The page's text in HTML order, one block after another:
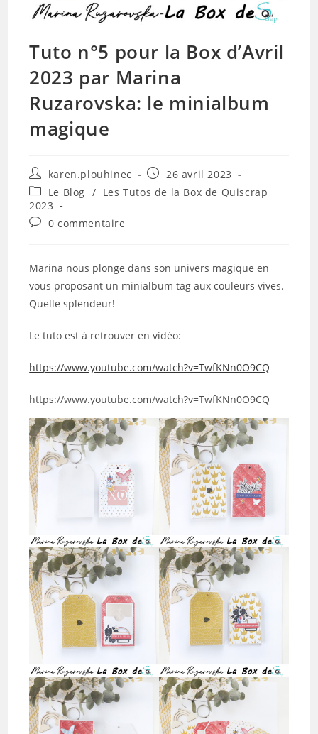
Tuto n°5 pour la Box d’Avril
2023 par Marina
Ruzarovska: le minialbum
magique
Auteur/autrice
de
la
publication :
karen.plouhinec
Publication
publiée :
26 avril 2023
Post
category:
Le Blog / Les Tutos de la Box de Quiscrap
2023
Commentaires
publication :
0 commentaire
Marina nous plonge dans son univers magique en
vous proposant un minialbum tag aux couleurs vives.
Quelle splendeur!
Le tuto est à retrouver en vidéo:
https://www.youtube.com/watch?v=TwfKNn0O9CQ
https://www.youtube.com/watch?v=TwfKNn0O9CQ